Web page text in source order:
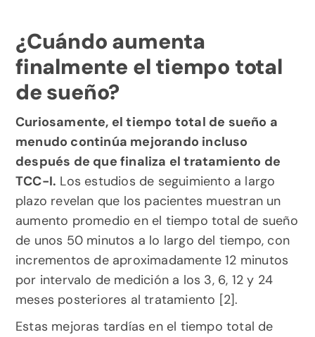
¿Cuándo aumenta
finalmente el tiempo total
de sueño?
Curiosamente, el tiempo total de sueño a
menudo continúa mejorando incluso
después de que finaliza el tratamiento de
TCC-I. Los estudios de seguimiento a largo
plazo revelan que los pacientes muestran un
aumento promedio en el tiempo total de sueño
de unos 50 minutos a lo largo del tiempo, con
incrementos de aproximadamente 12 minutos
por intervalo de medición a los 3, 6, 12 y 24
meses posteriores al tratamiento [2].
Estas mejoras tardías en el tiempo total de